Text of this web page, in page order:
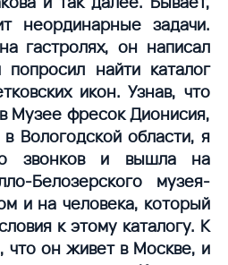
неординарные задачи.
гастролях, он написал
найти каталог
икон. Узнав, что
Музее фресок Дионисия,
Вологодской области, я
звонков и вышла на
Белозерского музея-
и на человека, который
к этому каталогу. К
что он живет в Москве, и